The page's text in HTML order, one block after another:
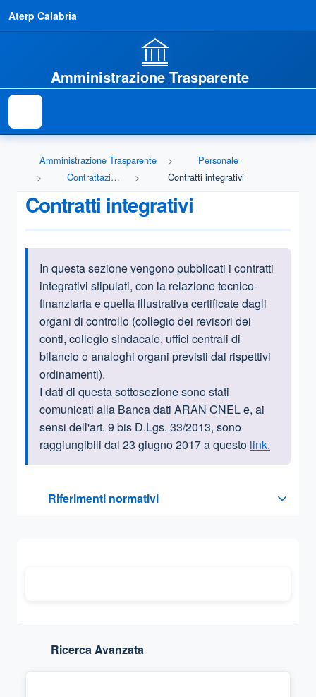
Aterp Calabria
Amministrazione Trasparente
Amministrazione Trasparente
Personale
Contrattazione integrativa
Contratti integrativi
Contratti integrativi
Informazioni introduttive
In questa sezione vengono pubblicati i contratti
integrativi stipulati, con la relazione tecnico-
finanziaria e quella illustrativa certificate dagli
organi di controllo (collegio dei revisori dei
conti, collegio sindacale, uffici centrali di
bilancio o analoghi organi previsti dai rispettivi
ordinamenti).
I dati di questa sottosezione sono stati
comunicati alla Banca dati ARAN CNEL e, ai
sensi dell'art. 9 bis D.Lgs. 33/2013, sono
raggiungibili dal 23 giugno 2017 a questo link.
Riferimenti normativi
Sezione compressa
Ricerca Avanzata